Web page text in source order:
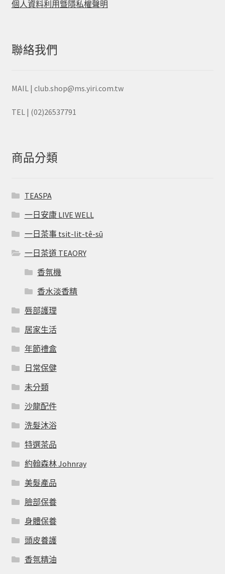
個人資料利用曁隱私權聲明
聯絡我們
MAIL | club.shop@ms.yiri.com.tw
TEL | (02)26537791
商品分類
TEASPA
一日安康 LIVE WELL
一日茶事 tsit-lit-tê-sū
一日茶道 TEAORY
香氛機
香水淡香精
唇部護理
居家生活
年節禮盒
日常保健
未分類
沙龍配件
洗髮沐浴
特選茶品
約翰森林 Johnray
美髮產品
臉部保養
身體保養
頭皮養護
香氛精油